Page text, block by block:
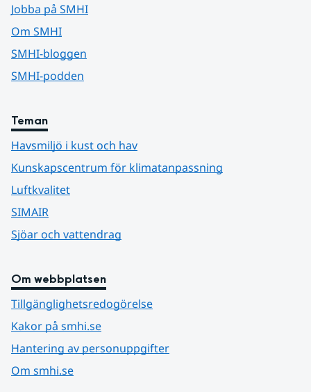
Jobba på SMHI
Om SMHI
SMHI-bloggen
SMHI-podden
Teman
Havsmiljö i kust och hav
Kunskapscentrum för klimatanpassning
Luftkvalitet
SIMAIR
Sjöar och vattendrag
Om webbplatsen
Tillgänglighetsredogörelse
Kakor på smhi.se
Hantering av personuppgifter
Om smhi.se